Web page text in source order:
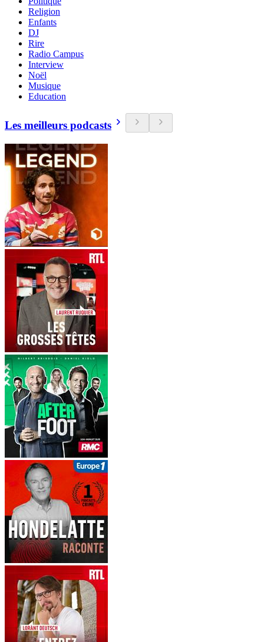
Religion
Enfants
DJ
Rire
Radio Campus
Interview
Noël
Musique
Education
Les meilleurs podcasts